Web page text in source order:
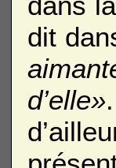
dit
d’elle»